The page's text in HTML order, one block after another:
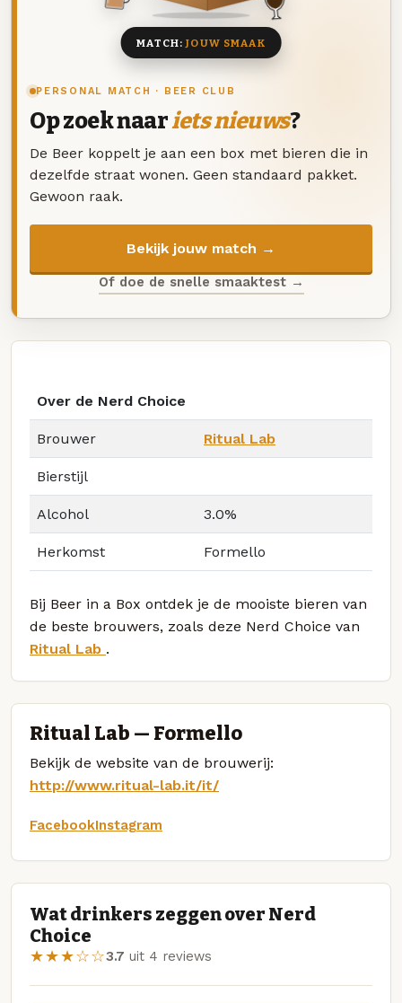
PERSONAL MATCH · BEER CLUB
Op zoek naariets nieuws?
De Beer koppelt je aan een box met bieren die in
dezelfde straat wonen. Geen standaard pakket.
Gewoon raak.
Bekijk jouw match →
Of doe de snelle smaaktest →
MATCH:JOUW SMAAK
Over de Nerd Choice
Brouwer Ritual Lab
Bierstijl
Alcohol 3.0%
Herkomst Formello
Bij Beer in a Box ontdek je de mooiste bieren van
de beste brouwers, zoals deze Nerd Choice van
Ritual Lab .
Ritual Lab — Formello
Bekijk de website van de brouwerij:
http://www.ritual-lab.it/it/
FacebookInstagram
Wat drinkers zeggen over Nerd
Choice
★★★☆☆3.7 uit 4 reviews